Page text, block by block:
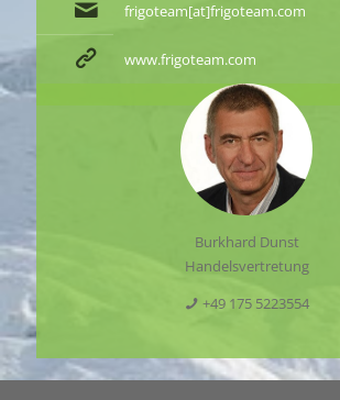
frigoteam[at]frigoteam.com
www.frigoteam.com
Burkhard Dunst
Handelsvertretung
+49 175 5223554